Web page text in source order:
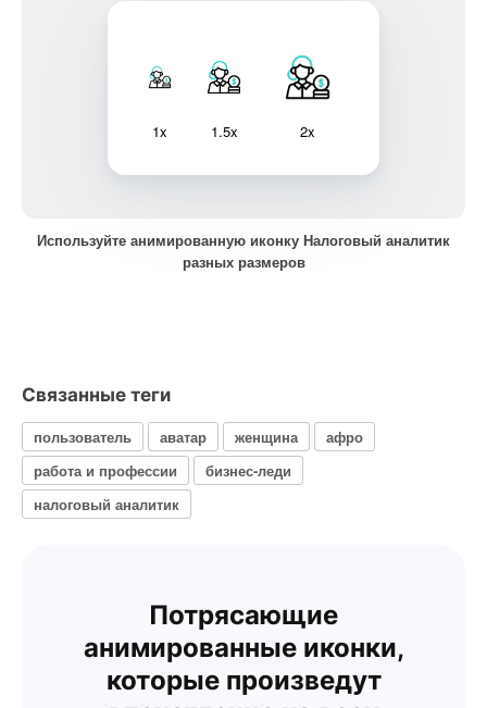
1x 1.5x 2x
Используйте анимированную иконку Налоговый аналитик
разных размеров
Связанные теги
пользователь аватар женщина
афро
работа и профессии
бизнес-леди
налоговый аналитик
Потрясающие
анимированные иконки,
которые произведут